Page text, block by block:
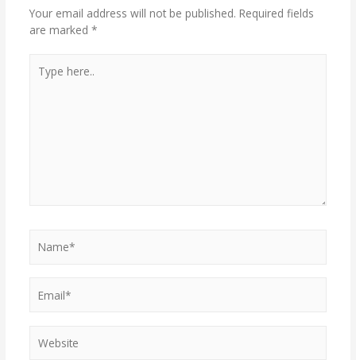
Your email address will not be published. Required fields
are marked *